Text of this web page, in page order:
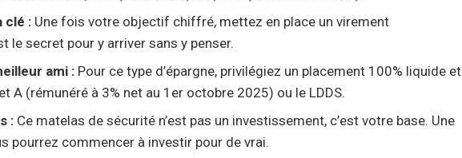
clé : Une fois votre objectif chiffré, mettez en place un virement
le secret pour y arriver sans y penser.
ami : Pour ce type d’épargne, privilégiez un placement 100% liquide et
A (rémunéré à 3% net au 1er octobre 2025) ou le LDDS.
: Ce matelas de sécurité n’est pas un investissement, c’est votre base. Une
pourrez commencer à investir pour de vrai.